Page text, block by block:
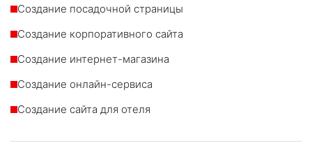
Создание посадочной страницы
Создание корпоративного сайта
Создание интернет-магазина
Создание онлайн-сервиса
Создание сайта для отеля